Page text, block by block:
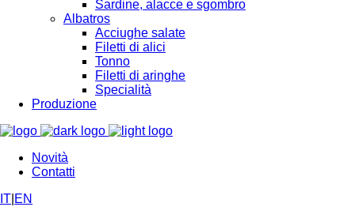
Sardine, alacce e sgombro
Albatros
Acciughe salate
Filetti di alici
Tonno
Filetti di aringhe
Specialità
Produzione
Novità
Contatti
IT EN